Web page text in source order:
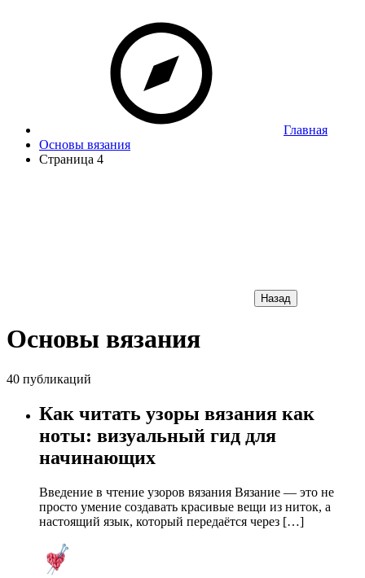
Главная
Основы вязания
Страница 4
Назад
Основы вязания
40 публикаций
Как читать узоры вязания как
ноты: визуальный гид для
начинающих
Введение в чтение узоров вязания Вязание — это не
просто умение создавать красивые вещи из ниток, а
настоящий язык, который передаётся через […]